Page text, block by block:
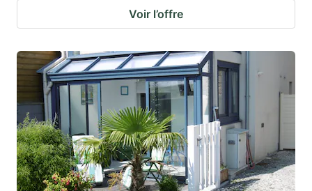
Voir l’offre